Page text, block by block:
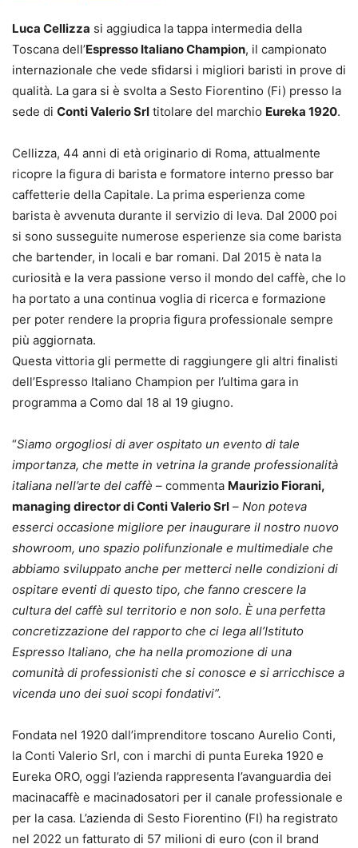
Luca Cellizza si aggiudica la tappa intermedia della
Toscana dell’Espresso Italiano Champion, il campionato
internazionale che vede sfidarsi i migliori baristi in prove di
qualità. La gara si è svolta a Sesto Fiorentino (Fi) presso la
sede di Conti Valerio Srl titolare del marchio Eureka 1920.
Cellizza, 44 anni di età originario di Roma, attualmente
ricopre la figura di barista e formatore interno presso bar
caffetterie della Capitale. La prima esperienza come
barista è avvenuta durante il servizio di leva. Dal 2000 poi
si sono susseguite numerose esperienze sia come barista
che bartender, in locali e bar romani. Dal 2015 è nata la
curiosità e la vera passione verso il mondo del caffè, che lo
ha portato a una continua voglia di ricerca e formazione
per poter rendere la propria figura professionale sempre
più aggiornata.
Questa vittoria gli permette di raggiungere gli altri finalisti
dell’Espresso Italiano Champion per l’ultima gara in
programma a Como dal 18 al 19 giugno.
“Siamo orgogliosi di aver ospitato un evento di tale
importanza, che mette in vetrina la grande professionalità
italiana nell’arte del caffè – commenta Maurizio Fiorani,
managing director di Conti Valerio Srl – Non poteva
esserci occasione migliore per inaugurare il nostro nuovo
showroom, uno spazio polifunzionale e multimediale che
abbiamo sviluppato anche per metterci nelle condizioni di
ospitare eventi di questo tipo, che fanno crescere la
cultura del caffè sul territorio e non solo. È una perfetta
concretizzazione del rapporto che ci lega all’Istituto
Espresso Italiano, che ha nella promozione di una
comunità di professionisti che si conosce e si arricchisce a
vicenda uno dei suoi scopi fondativi”.
Fondata nel 1920 dall’imprenditore toscano Aurelio Conti,
la Conti Valerio Srl, con i marchi di punta Eureka 1920 e
Eureka ORO, oggi l’azienda rappresenta l’avanguardia dei
macinacaffè e macinadosatori per il canale professionale e
per la casa. L’azienda di Sesto Fiorentino (FI) ha registrato
nel 2022 un fatturato di 57 milioni di euro (con il brand